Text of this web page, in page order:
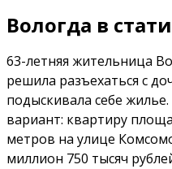
Вологда в
63-летняя жительница
решила разъехаться с
подыскивала себе
вариант: квартиру
метров на улице
миллион 750 тысяч